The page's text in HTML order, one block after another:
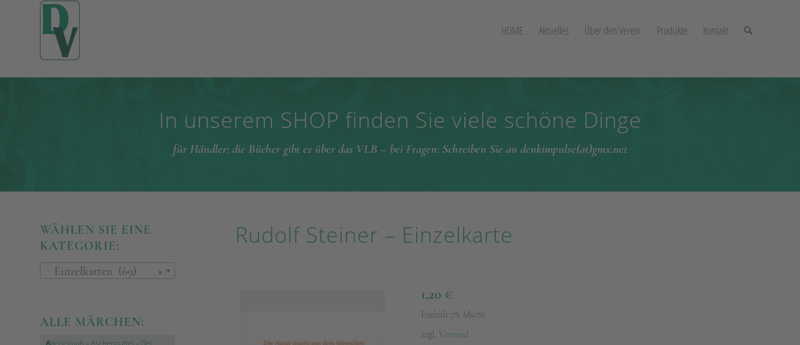
HOME Aktuelles Über den Verein Produkte Kontakt
In unserem SHOP finden Sie viele schöne Dinge
für Händler: die Bücher gibt es über das VLB – bei Fragen: Schreiben Sie an denkimpulse(at)gmx.net
Rudolf Steiner – Einzelkarte
1,20 €
Enthält 7% MwSt.
zzgl. Versand
WÄHLEN SIE EINE
KATEGORIE:
×
Einzelkarten (69)
ALLE MÄRCHEN:
Allerleirauh – Aschenputtel – Der